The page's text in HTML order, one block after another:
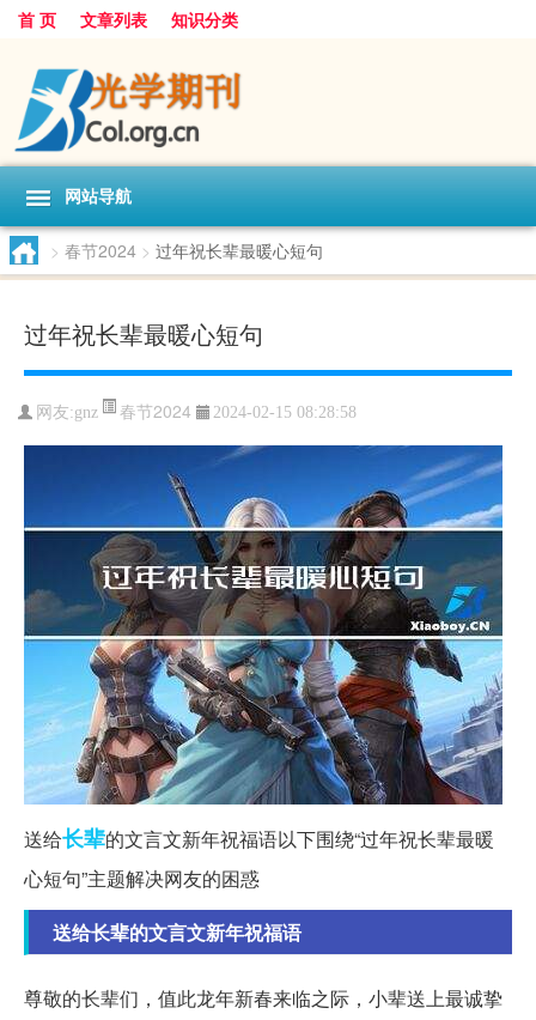
首 页 文章列表 知识分类
网站导航
> 春节2024 > 过年祝长辈最暖心短句
过年祝长辈最暖心短句
网友:gnz 春节2024 2024-02-15 08:28:58
送给长辈的文言文新年祝福语以下围绕“过年祝长辈最暖
心短句”主题解决网友的困惑
送给长辈的文言文新年祝福语
尊敬的长辈们，值此龙年新春来临之际，小辈送上最诚挚